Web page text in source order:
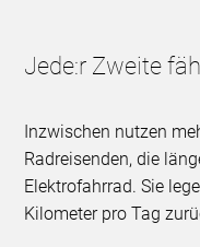
Jede:r Zweite
Inzwischen nutzen
Radreisenden, die
Elektrofahrrad. Sie
Kilometer pro Tag